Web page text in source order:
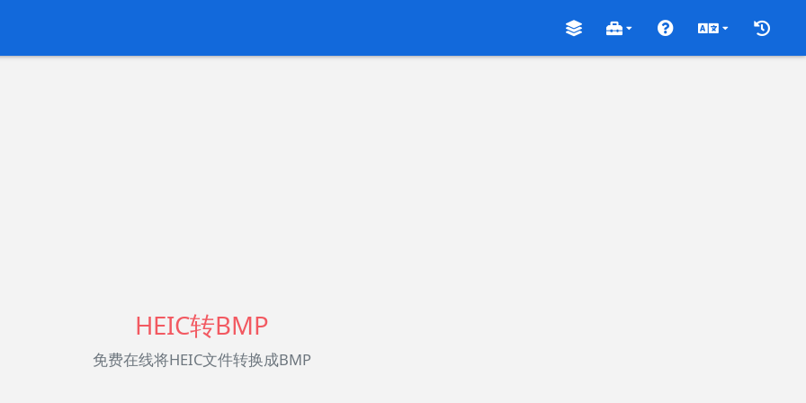
HEIC转BMP
免费在线将HEIC文件转换成BMP